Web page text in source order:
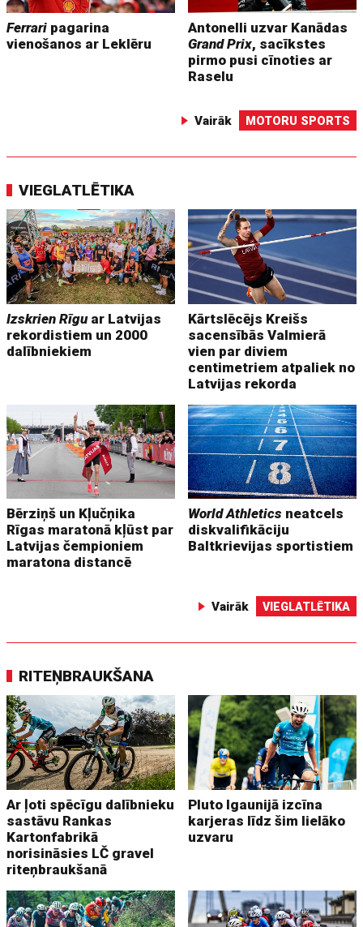
Ferrari pagarina
vienošanos ar Leklēru
Antonelli uzvar Kanādas
Grand Prix, sacīkstes
pirmo pusi cīnoties ar
Raselu
Vairāk MOTORU SPORTS
VIEGLATLĒTIKA
Izskrien Rīguar Latvijas
rekordistiem un 2000
dalībniekiem
Kārtslēcējs Kreišs
sacensībās Valmierā
vien par diviem
centimetriem atpaliek no
Latvijas rekorda
Bērziņš un Kļučņika
Rīgas maratonā kļūst par
Latvijas čempioniem
maratona distancē
World Athletics neatcels
diskvalifikāciju
Baltkrievijas sportistiem
Vairāk VIEGLATLĒTIKA
RITEŅBRAUKŠANA
Ar ļoti spēcīgu dalībnieku
sastāvu Rankas
Kartonfabrikā
norisināsies LČ gravel
riteņbraukšanā
Pluto Igaunijā izcīna
karjeras līdz šim lielāko
uzvaru